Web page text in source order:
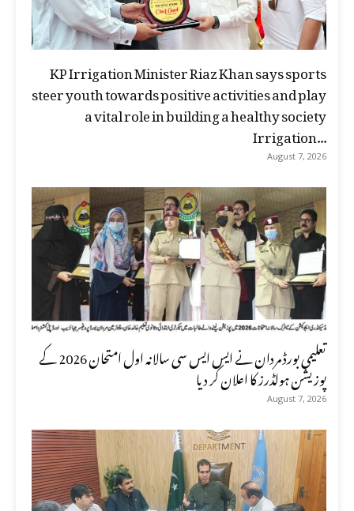
KP Irrigation Minister Riaz Khan says sports
steer youth towards positive activities and play
a vital role in building a healthy society
Irrigation...
August 7, 2026
تعلیمی بورڈ مردان نے ایس ایس سی سالانہ اول امتحان 2026 کے
پوزیشن ہولڈرز کا اعلان کر دیا
August 7, 2026